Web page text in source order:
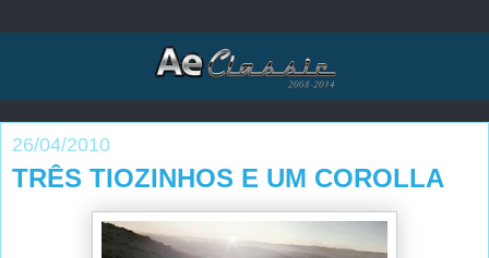
26/04/2010
TRÊS TIOZINHOS E UM COROLLA